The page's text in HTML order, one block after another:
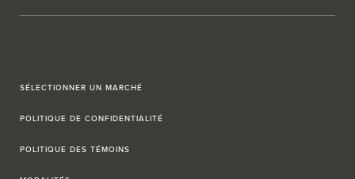
SÉLECTIONNER UN MARCHÉ
POLITIQUE DE CONFIDENTIALITÉ
POLITIQUE DES TÉMOINS